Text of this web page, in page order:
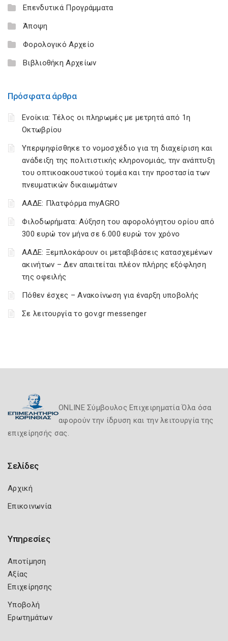
Επενδυτικά Προγράμματα
Άποψη
Φορολογικό Αρχείο
Βιβλιοθήκη Αρχείων
Πρόσφατα άρθρα
Ενοίκια: Τέλος οι πληρωμές με μετρητά από 1η
Οκτωβρίου
Υπερψηφίσθηκε το νομοσχέδιο για τη διαχείριση και
ανάδειξη της πολιτιστικής κληρονομιάς, την ανάπτυξη
του οπτικοακουστικού τομέα και την προστασία των
πνευματικών δικαιωμάτων
ΑΑΔΕ: Πλατφόρμα myAGRO
Φιλοδωρήματα: Αύξηση του αφορολόγητου ορίου από
300 ευρώ τον μήνα σε 6.000 ευρώ τον χρόνο
ΑΑΔΕ: Ξεμπλοκάρουν οι μεταβιβάσεις κατασχεμένων
ακινήτων – Δεν απαιτείται πλέον πλήρης εξόφληση
της οφειλής
Πόθεν έσχες – Ανακοίνωση για έναρξη υποβολής
Σε λειτουργία το gov.gr messenger
ONLINE Σύμβουλος Επιχειρηματία Όλα όσα
αφορούν την ίδρυση και την λειτουργία της
επιχείρησής σας.
Σελίδες
Αρχική
Επικοινωνία
Υπηρεσίες
Αποτίμηση
Αξίας
Επιχείρησης
Υποβολή
Ερωτημάτων